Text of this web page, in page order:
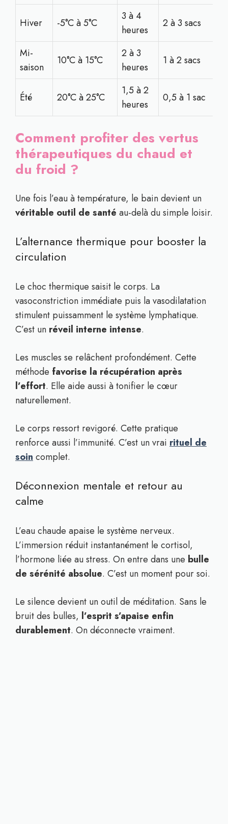
Hiver -5°C à 5°C
3 à 4
heures
2 à 3 sacs
Mi-
saison
10°C à 15°C
2 à 3
heures
1 à 2 sacs
Été 20°C à 25°C
1,5 à 2
heures
0,5 à 1 sac
Comment profiter des vertus
thérapeutiques du chaud et
du froid ?
Une fois l’eau à température, le bain devient un
véritable outil de santé au-delà du simple loisir.
L’alternance thermique pour booster la
circulation
Le choc thermique saisit le corps. La
vasoconstriction immédiate puis la vasodilatation
stimulent puissamment le système lymphatique.
C’est un réveil interne intense.
Les muscles se relâchent profondément. Cette
méthode favorise la récupération après
l’effort. Elle aide aussi à tonifier le cœur
naturellement.
Le corps ressort revigoré. Cette pratique
renforce aussi l’immunité. C’est un vrai rituel de
soin complet.
Déconnexion mentale et retour au
calme
L’eau chaude apaise le système nerveux.
L’immersion réduit instantanément le cortisol,
l’hormone liée au stress. On entre dans une bulle
de sérénité absolue. C’est un moment pour soi.
Le silence devient un outil de méditation. Sans le
bruit des bulles, l’esprit s’apaise enfin
durablement. On déconnecte vraiment.